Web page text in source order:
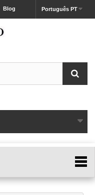
Português PT
Blog